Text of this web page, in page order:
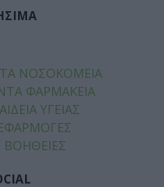
ΝΟΣΟΚΟΜΕΙΑ
ΦΑΡΜΑΚΕΙΑ
ΥΓΕΙΑΣ